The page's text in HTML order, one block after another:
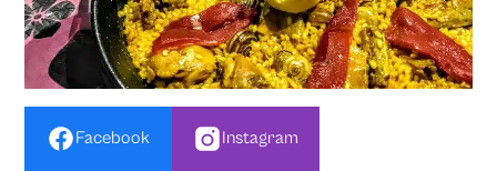
Facebook Instagram